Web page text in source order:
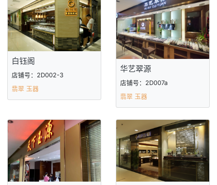
白钰阁
店铺号：2D002-3
翡翠 玉器
华艺翠源
店铺号：2D007a
翡翠 玉器